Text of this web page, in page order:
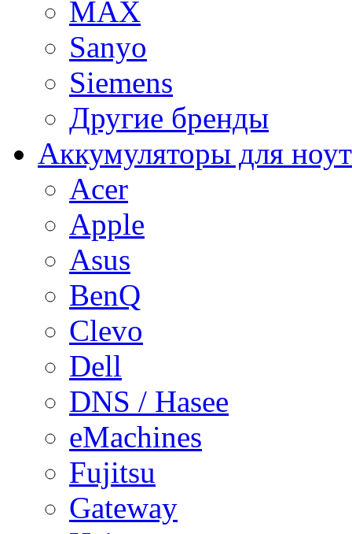
MAX
Sanyo
Siemens
Другие бренды
Аккумуляторы для
Acer
Apple
Asus
BenQ
Clevo
Dell
DNS / Hasee
eMachines
Fujitsu
Gateway